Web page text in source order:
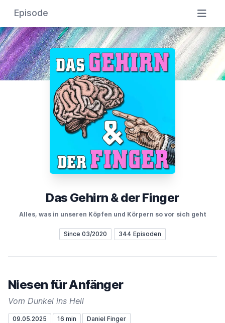
Episode
Das Gehirn & der Finger
Alles, was in unseren Köpfen und Körpern so vor sich geht
Since 03/2020 344 Episoden
Niesen für Anfänger
Vom Dunkel ins Hell
09.05.2025 16 min Daniel Finger